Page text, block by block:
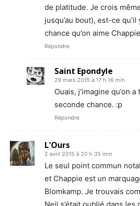
de platitude. Je crois
jusqu’au bout), est-ce
chance qu’on aime
Répondre
Saint Epondyle
29 mars 2015 à 17 h 16 min
Ouais, j’imagine qu’on
seconde chance. :p
Répondre
L'Ours
2 avril 2015 à 20 h 35 min
Le seul point commun
et Chappie est un
Blomkamp. Je trouvais